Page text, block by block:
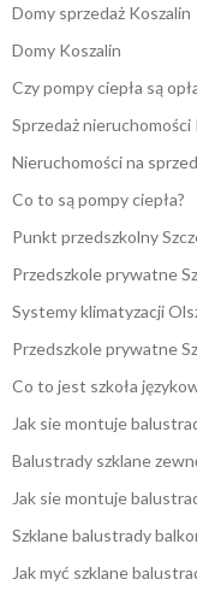
Domy sprzedaż Koszalin
Domy Koszalin
Czy pompy ciepła są
Sprzedaż nieruchomości
Nieruchomości na
Co to są pompy ciepła?
Punkt przedszkolny
Przedszkole prywatne
Systemy klimatyzacji
Przedszkole prywatne
Co to jest szkoła
Jak sie montuje
Balustrady szklane
Jak sie montuje
Szklane balustrady
Jak myć szklane